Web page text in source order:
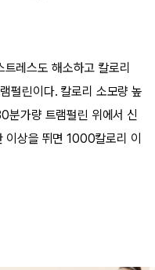
레스도 해소하고 칼로리
펄린이다. 칼로리 소모량 높
분가량 트램펄린 위에서 신
상을 뛰면 1000칼로리 이